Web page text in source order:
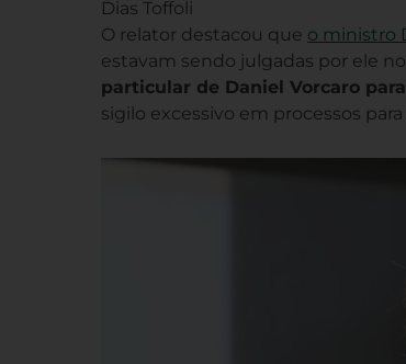
Dias Toffoli
O relator destacou que o ministro
estavam sendo julgadas por ele
particular de Daniel Vorcaro
sigilo excessivo em processos